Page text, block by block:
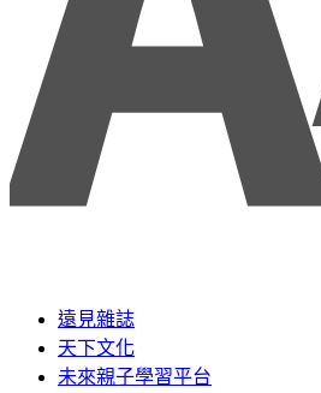
遠見雜誌
天下文化
未來親子學習平台